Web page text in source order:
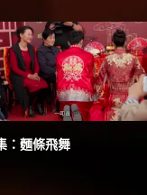
：麵條飛舞